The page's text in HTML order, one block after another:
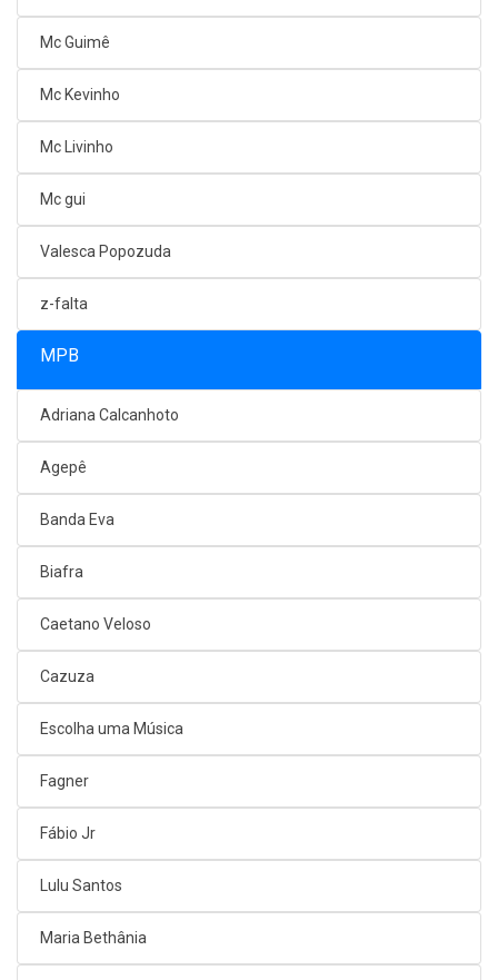
Mc Guimê
Mc Kevinho
Mc Livinho
Mc gui
Valesca Popozuda
z-falta
MPB
Adriana Calcanhoto
Agepê
Banda Eva
Biafra
Caetano Veloso
Cazuza
Escolha uma Música
Fagner
Fábio Jr
Lulu Santos
Maria Bethânia